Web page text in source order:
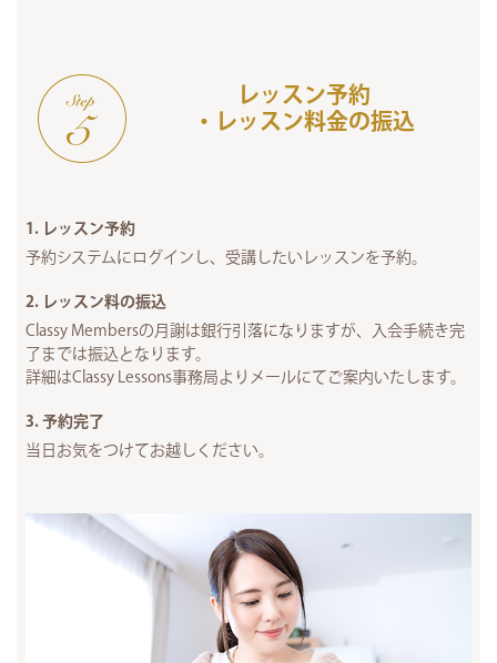
レッスン予約
・レッスン料金の振込
1. レッスン予約
予約システムにログインし、受講したいレッスンを予約。
2. レッスン料の振込
Classy Membersの月謝は銀行引落になりますが、入会手続き完
了までは振込となります。
詳細はClassy Lessons事務局よりメールにてご案内いたします。
3. 予約完了
当日お気をつけてお越しください。